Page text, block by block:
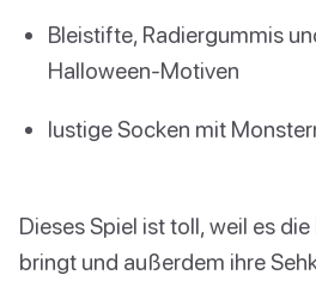
Bleistifte, Radiergummis
Halloween-Motiven
lustige Socken mit
Dieses Spiel ist toll, weil es
bringt und außerdem ihre